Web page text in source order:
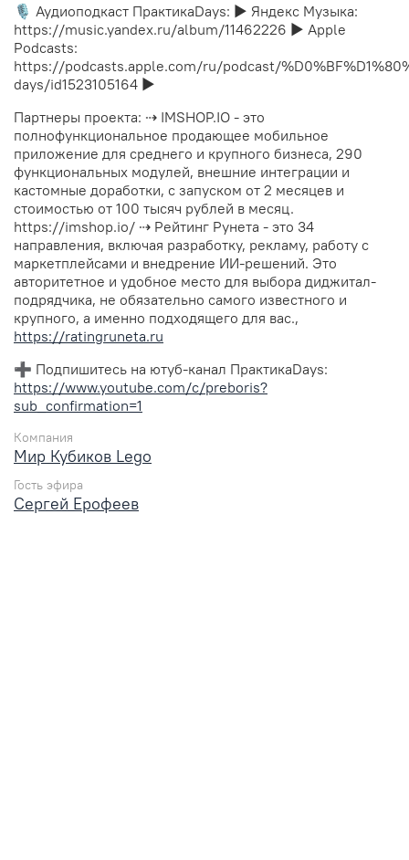
🎙️ Аудиоподкаст ПрактикаDays: ▶︎ Яндекс Музыка:
https://music.yandex.ru/album/11462226 ▶︎ Apple
Podcasts:
https://podcasts.apple.com/ru/podcast/
days/id1523105164 ▶︎
Партнеры проекта: ⇢ IMSHOP.IO - это
полнофункциональное продающее мобильное
приложение для среднего и крупного бизнеса, 290
функциональных модулей, внешние интеграции и
кастомные доработки, c запуском от 2 месяцев и
стоимостью от 100 тысяч рублей в месяц.
https://imshop.io/ ⇢ Рейтинг Рунета - это 34
направления, включая разработку, рекламу, работу с
маркетплейсами и внедрение ИИ-решений. Это
авторитетное и удобное место для выбора диджитал-
подрядчика, не обязательно самого известного и
крупного, а именно подходящего для вас.,
https://ratingruneta.ru
➕ Подпишитесь на ютуб-канал ПрактикаDays:
https://www.youtube.com/c/preboris?
sub_confirmation=1
Компания
Мир Кубиков Lego
Гость эфира
Сергей Ерофеев